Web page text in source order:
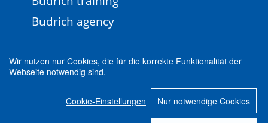
Wir nutzen nur Cookies, die für die korrekte Funktionalität der
Webseite notwendig sind.
Cookie-Einstellungen Nur notwendige Cookies
Budrich agency
Datenschutz
Cookie-Einstellungen